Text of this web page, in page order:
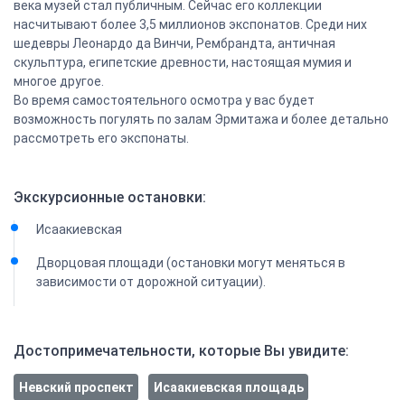
века музей стал публичным. Сейчас его коллекции
насчитывают более 3,5 миллионов экспонатов. Среди них
шедевры Леонардо да Винчи, Рембрандта, античная
скульптура, египетские древности, настоящая мумия и
многое другое.
Во время самостоятельного осмотра у вас будет
возможность погулять по залам Эрмитажа и более детально
рассмотреть его экспонаты.
Экскурсионные остановки:
Исаакиевская
Дворцовая площади (остановки могут меняться в
зависимости от дорожной ситуации).
Достопримечательности, которые Вы увидите:
Невский проспект Исаакиевская площадь